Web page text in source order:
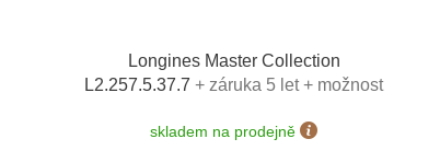
Longines Master Collection
L2.257.5.37.7+ záruka 5 let + možnost
skladem na prodejně